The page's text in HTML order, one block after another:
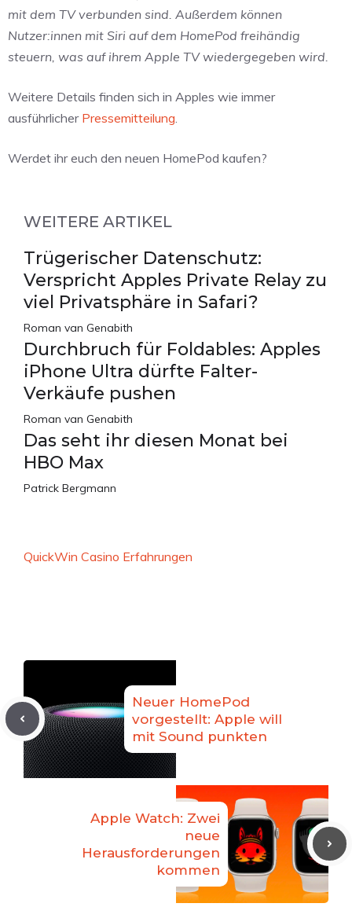
mit dem TV verbunden sind. Außerdem können
Nutzer:innen mit Siri auf dem HomePod freihändig
steuern, was auf ihrem Apple TV wiedergegeben wird.
Weitere Details finden sich in Apples wie immer
ausführlicher Pressemitteilung
Werdet ihr euch den neuen HomePod kaufen?
WEITERE ARTIKEL
Trügerischer Datenschutz:
Verspricht Apples Private Relay zu
viel Privatsphäre in Safari?
Roman van Genabith
Durchbruch für Foldables: Apples
iPhone Ultra dürfte Falter-
Verkäufe pushen
Roman van Genabith
Das seht ihr diesen Monat bei
HBO Max
Patrick Bergmann
QuickWin Casino Erfahrungen
Neuer HomePod
vorgestellt: Apple will
mit Sound punkten
Apple Watch: Zwei
neue
Herausforderungen
kommen